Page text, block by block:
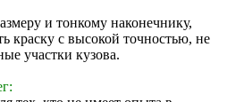
и тонкому наконечнику,
краску с высокой точностью, не
участки кузова.